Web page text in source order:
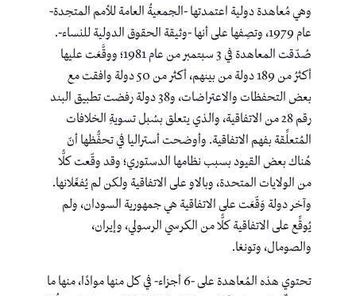
وهي مُعاهدة دولية اعتمدتها -الجمعيةُ العامة للأمم المتحِدة-
عام 1979، وتصِفها على أنها -وثيقة الحقوق الدولية للنساء-.
صُدّقت المعاهدة في 3 سبتمبر من عام 1981؛ ووقَّعَت عليها
أكثرُ من 189 دولة من بينهم، أكثر من 50 دولة وافقت مع
بعض التحفظات والاعتراضات، و38 دولة رفضت تطبيق البند
رقم 28 من الاتفاقية، والذي يتعلق بسُبل تسويةِ الخلافات
المُتعلِّقة بفهم الاتفاقية. وأوضحت أستراليا في تحفُّظها أنّ
هُناك بعض القيود بسبب نظامها الدستوري؛ وقد وقّعت كلًّا
من الولايات المتحدة، وبالاو على الاتفاقية ولكن لم يُفعِّلانها.
وآخر دولة وَقّعَت على الاتفاقية هي جمهورية السودان، ولم
يُوقِّع على الاتفاقية كلًّا من الكرسي الرسولي، وإيران،
والصومال، وتونغا.
تحتوي هذه المُعاهدة على -6 أجزاء- في كل منها موادًا، منها ما